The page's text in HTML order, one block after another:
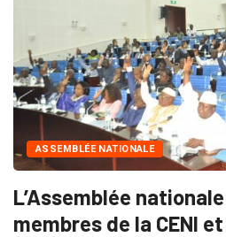
ASSEMBLÉE NATIONALE
L’Assemblée
membres de la CENI